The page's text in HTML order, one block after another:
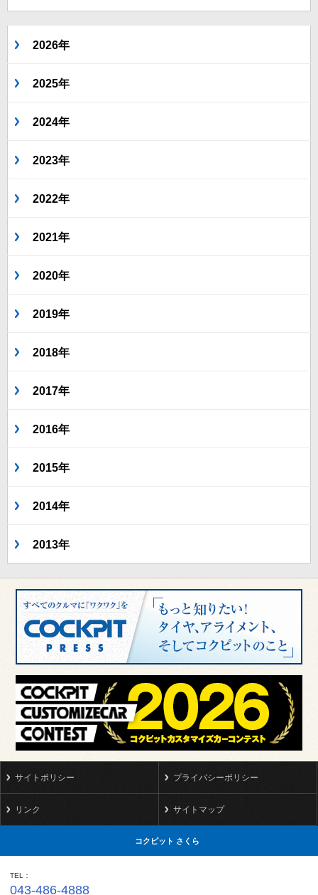
2026年
2025年
2024年
2023年
2022年
2021年
2020年
2019年
2018年
2017年
2016年
2015年
2014年
2013年
サイトポリシー プライバシーポリシー
リンク サイトマップ
コクピット さくら
TEL
043-486-4888